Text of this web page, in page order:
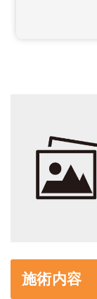
施術内容